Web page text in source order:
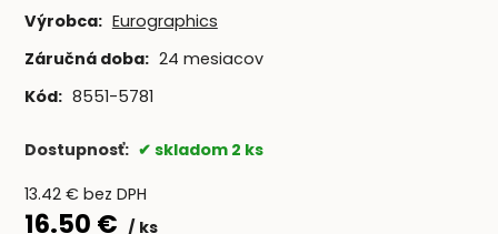
Výrobca: Eurographics
Záručná doba: 24 mesiacov
Kód: 8551-5781
Dostupnosť: skladom 2 ks
13.42€ bez DPH
16.50 € ks